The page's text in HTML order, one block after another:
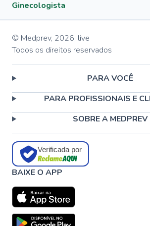
Ginecologista
© Medprev, 2026, live
Todos os direitos reservados
PARA VOCÊ
PARA PROFISSIONAIS E
SOBRE A MEDPREV
Verificada por
BAIXE O APP